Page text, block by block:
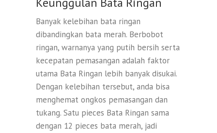
Banyak kelebihan bata ringan
dibandingkan bata merah. Berbobot
ringan, warnanya yang putih bersih serta
kecepatan pemasangan adalah faktor
utama Bata Ringan lebih banyak disukai.
Dengan kelebihan tersebut, anda bisa
menghemat ongkos pemasangan dan
tukang. Satu pieces Bata Ringan sama
dengan 12 pieces bata merah, jadi